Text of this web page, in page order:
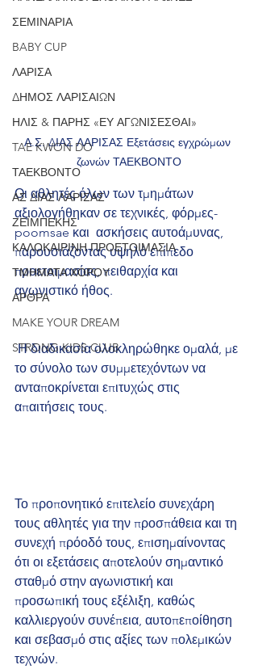
ΣΕΜΙΝΑΡΙΑ
BABY CUP
ΛΑΡΙΣΑ
ΔΗΜΟΣ ΛΑΡΙΣΑΙΩΝ
ΗΛΙΣ & ΠΑΡΗΣ «ΕΥ ΑΓΩΝΙΣΕΣΘΑΙ»
TAE KWON DO
ΤΑΕΚΒΟΝΤΟ
ΑΣ ΔΙΑΣ ΛΑΡΙΣΑΣ
ΖΕΪΜΠΕΚΗΣ
ΚΑΛΟΚΑΙΡΙΝΗ ΠΡΟΕΤΟΙΜΑΣΙΑ
ΤΜΗΜΑΤΑ ΧΟΡΟΥ
ΑΡΘΡΑ
MAKE YOUR DREAM
STRONG KIDS CLUB
Α.Σ. ΔΙΑΣ ΛΑΡΙΣΑΣ Εξετάσεις εγχρώμων
ζωνών ΤΑΕΚΒΟΝΤΟ
Οι αθλητές όλων των τμημάτων
αξιολογήθηκαν σε τεχνικές, φόρμες-
poomsae και  ασκήσεις αυτοάμυνας,
παρουσιάζοντας υψηλό επίπεδο
προετοιμασίας, πειθαρχία και
αγωνιστικό ήθος.
Η διαδικασία ολοκληρώθηκε ομαλά, με
το σύνολο των συμμετεχόντων να
ανταποκρίνεται επιτυχώς στις
απαιτήσεις τους.
Το προπονητικό επιτελείο συνεχάρη
τους αθλητές για την προσπάθεια και τη
συνεχή πρόοδό τους, επισημαίνοντας
ότι οι εξετάσεις αποτελούν σημαντικό
σταθμό στην αγωνιστική και
προσωπική τους εξέλιξη, καθώς
καλλιεργούν συνέπεια, αυτοπεποίθηση
και σεβασμό στις αξίες των πολεμικών
τεχνών.